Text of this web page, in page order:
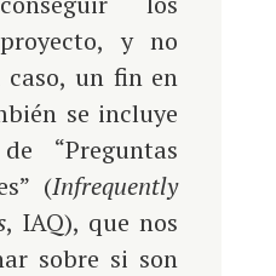
y no
caso, un fin en
se incluye
“Preguntas
(Infrequently
, IAQ), que nos
sobre si son